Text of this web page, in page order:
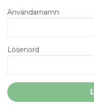
Användarnamn
Lösenord